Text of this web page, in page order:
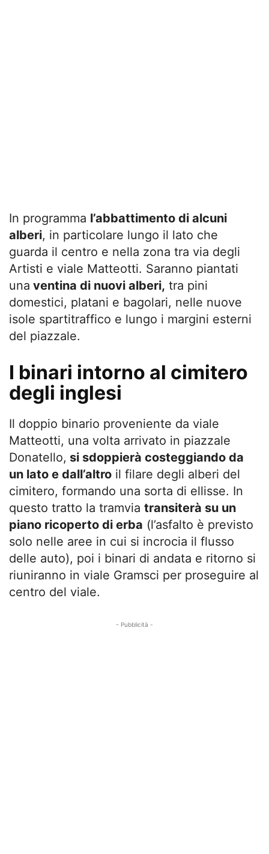
In programma l’abbattimento di alcuni
alberi, in particolare lungo il lato che
guarda il centro e nella zona tra via degli
Artisti e viale Matteotti. Saranno piantati
una ventina di nuovi alberi, tra pini
domestici, platani e bagolari, nelle nuove
isole spartitraffico e lungo i margini esterni
del piazzale.
I binari intorno al cimitero
degli inglesi
Il doppio binario proveniente da viale
Matteotti, una volta arrivato in piazzale
Donatello, si sdoppierà costeggiando da
un lato e dall’altro il filare degli alberi del
cimitero, formando una sorta di ellisse. In
questo tratto la tramvia transiterà su un
piano ricoperto di erba (l’asfalto è previsto
solo nelle aree in cui si incrocia il flusso
delle auto), poi i binari di andata e ritorno si
riuniranno in viale Gramsci per proseguire al
centro del viale.
- Pubblicità -